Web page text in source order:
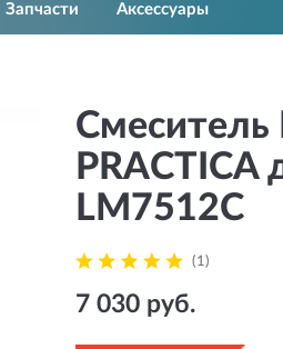
Запчасти Аксессуары
Смеситель
PRACTICA
LM7512C
(1)
7 030 руб.